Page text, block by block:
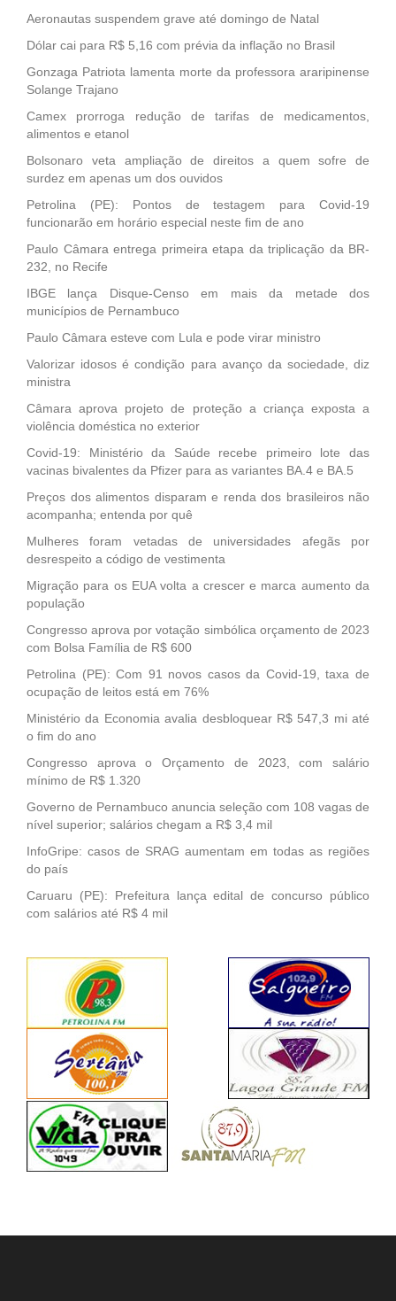
Aeronautas suspendem grave até domingo de Natal
Dólar cai para R$ 5,16 com prévia da inflação no Brasil
Gonzaga Patriota lamenta morte da professora araripinense
Solange Trajano
Camex prorroga redução de tarifas de medicamentos,
alimentos e etanol
Bolsonaro veta ampliação de direitos a quem sofre de
surdez em apenas um dos ouvidos
Petrolina (PE): Pontos de testagem para Covid-19
funcionarão em horário especial neste fim de ano
Paulo Câmara entrega primeira etapa da triplicação da BR-
232, no Recife
IBGE lança Disque-Censo em mais da metade dos
municípios de Pernambuco
Paulo Câmara esteve com Lula e pode virar ministro
Valorizar idosos é condição para avanço da sociedade, diz
ministra
Câmara aprova projeto de proteção a criança exposta a
violência doméstica no exterior
Covid-19: Ministério da Saúde recebe primeiro lote das
vacinas bivalentes da Pfizer para as variantes BA.4 e BA.5
Preços dos alimentos disparam e renda dos brasileiros não
acompanha; entenda por quê
Mulheres foram vetadas de universidades afegãs por
desrespeito a código de vestimenta
Migração para os EUA volta a crescer e marca aumento da
população
Congresso aprova por votação simbólica orçamento de 2023
com Bolsa Família de R$ 600
Petrolina (PE): Com 91 novos casos da Covid-19, taxa de
ocupação de leitos está em 76%
Ministério da Economia avalia desbloquear R$ 547,3 mi até
o fim do ano
Congresso aprova o Orçamento de 2023, com salário
mínimo de R$ 1.320
Governo de Pernambuco anuncia seleção com 108 vagas de
nível superior; salários chegam a R$ 3,4 mil
InfoGripe: casos de SRAG aumentam em todas as regiões
do país
Caruaru (PE): Prefeitura lança edital de concurso público
com salários até R$ 4 mil